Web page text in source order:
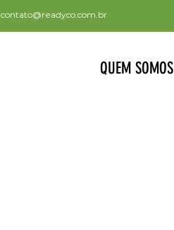
QUEM SOMOS
contato@readyco.com.br